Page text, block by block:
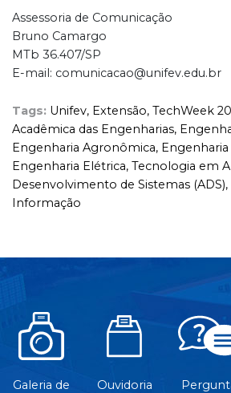
Assessoria de Comunicação
Bruno Camargo
MTb 36.407/SP
E-mail: comunicacao@unifev.edu.br
Tags: Unifev, Extensão, TechWeek
Acadêmica das Engenharias,
Engenharia Agronômica,
Engenharia Elétrica, Tecnologia em
Desenvolvimento de Sistemas (ADS),
Informação
Galeria de
Ouvidoria